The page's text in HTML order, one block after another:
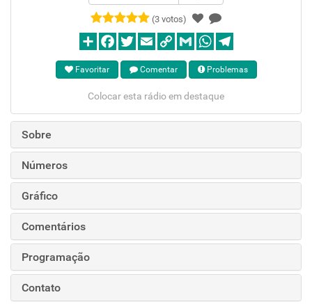
(3 votos)
Favoritar Comentar Problemas
Colocar esta rádio em destaque
Sobre
Números
Gráfico
Comentários
Programação
Contato